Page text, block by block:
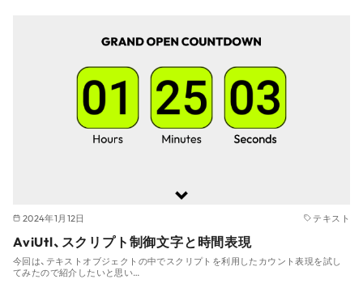
2024年1月12日 テキスト
AviUtl、スクリプト制御文字と時間表現
今回は、テキストオブジェクトの中でスクリプトを利用したカウント表現を試し
てみたので紹介したいと思い…